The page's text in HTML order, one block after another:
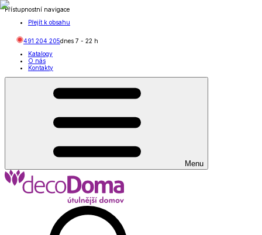
Přístupnostní navigace
Přejít k obsahu
491 204 205dnes 7 - 22 h
Katalogy
O nás
Kontakty
Menu